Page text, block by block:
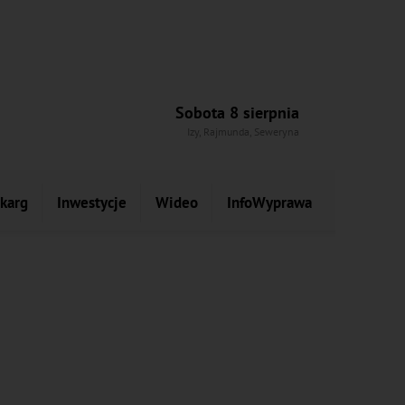
Sobota 8 sierpnia
Izy, Rajmunda, Seweryna
Inwestycje Wideo InfoWyprawa